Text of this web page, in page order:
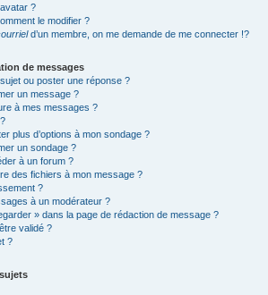
?
le modifier ?
d’un membre, on me demande de me connecter !?
de messages
ou poster une réponse ?
un message ?
à mes messages ?
plus d’options à mon sondage ?
un sondage ?
à un forum ?
des fichiers à mon message ?
?
à un modérateur ?
» dans la page de rédaction de message ?
validé ?
?